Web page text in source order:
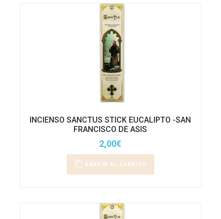
INCIENSO SANCTUS STICK EUCALIPTO -SAN
FRANCISCO DE ASIS
2,00€
AÑADIR AL CARRITO